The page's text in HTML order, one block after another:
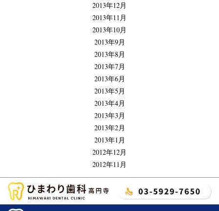
2013年12月
2013年11月
2013年10月
2013年9月
2013年8月
2013年7月
2013年6月
2013年5月
2013年4月
2013年3月
2013年2月
2013年1月
2012年12月
2012年11月